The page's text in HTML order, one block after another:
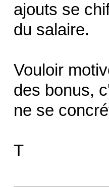
ajouts se
du salaire.
Vouloir
des bonus,
ne se
T